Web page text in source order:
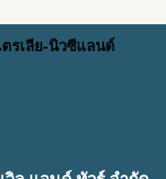
ตรเลีย-นิวซีแลนด์